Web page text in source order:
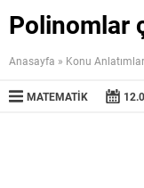
Polinomlar
Anasayfa » Konu
MATEMATIK